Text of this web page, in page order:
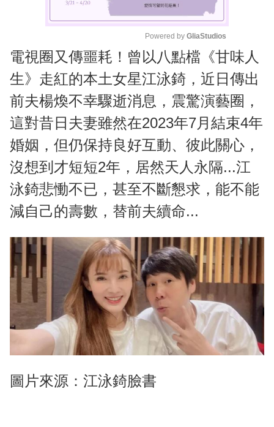
M
e
Powered by GliaStudios
電視圈又傳噩耗！曾以八點檔《甘味人
生》走紅的本土女星江泳錡，近日傳出
前夫楊煥不幸驟逝消息，震驚演藝圈，
這對昔日夫妻雖然在2023年7月結束4年
婚姻，但仍保持良好互動、彼此關心，
沒想到才短短2年，居然天人永隔...江
泳錡悲慟不已，甚至不斷懇求，能不能
減自己的壽數，替前夫續命...
圖片來源：江泳錡臉書